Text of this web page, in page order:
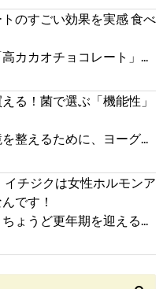
のすごい効果を実感 食べ
カカオチョコレート」...
る！菌で選ぶ「機能性」
整えるために、ヨーグ...
チジクは女性ホルモンア
です！
ょうど更年期を迎える...